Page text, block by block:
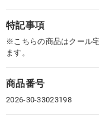
特記事項
※こちらの商品はクール
ます。
商品番号
2026-30-33023198